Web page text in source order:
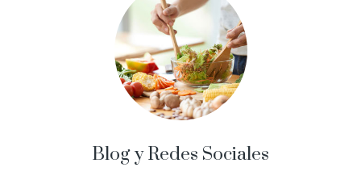
Blog y Redes Sociales